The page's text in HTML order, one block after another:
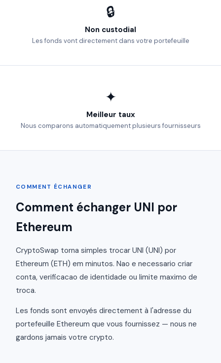
🔒
Non custodial
Les fonds vont directement dans votre portefeuille
✦
Meilleur taux
Nous comparons automatiquement plusieurs fournisseurs
COMMENT ÉCHANGER
Comment échanger UNI por
Ethereum
CryptoSwap torna simples trocar UNI (UNI) por
Ethereum (ETH) em minutos. Nao e necessario criar
conta, verificacao de identidade ou limite maximo de
troca.
Les fonds sont envoyés directement à l'adresse du
portefeuille Ethereum que vous fournissez — nous ne
gardons jamais votre crypto.